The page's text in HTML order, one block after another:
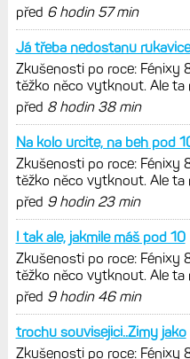
AKTUÁLNĚ NA BLOGU
Zkušenosti
jedním
vytknout. Ale
Zaměření
trénink
v
Garmin
300 dolarů.
měsíců